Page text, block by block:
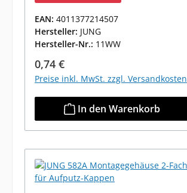
EAN: 4011377214507
Hersteller: JUNG
Hersteller-Nr.: 11WW
Regulärer Preis:
0,74 €
Preise inkl. MwSt. zzgl. Versandkosten
In den Warenkorb